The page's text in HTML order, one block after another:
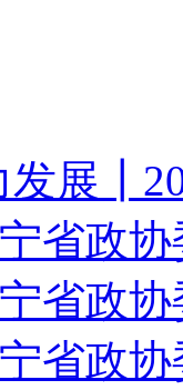
发展
省政协
省政协
省政协